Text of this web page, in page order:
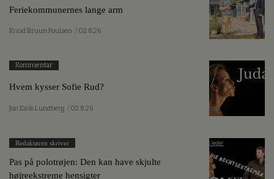
Feriekommunernes lange arm
Knud Bruun Poulsen / 02.8.26
Kommentar
Hvem kysser Sofie Rud?
Jon Eirik Lundberg / 02.8.26
Redaktøren skriver
Pas på polotrøjen: Den kan have skjulte
højreekstreme hensigter